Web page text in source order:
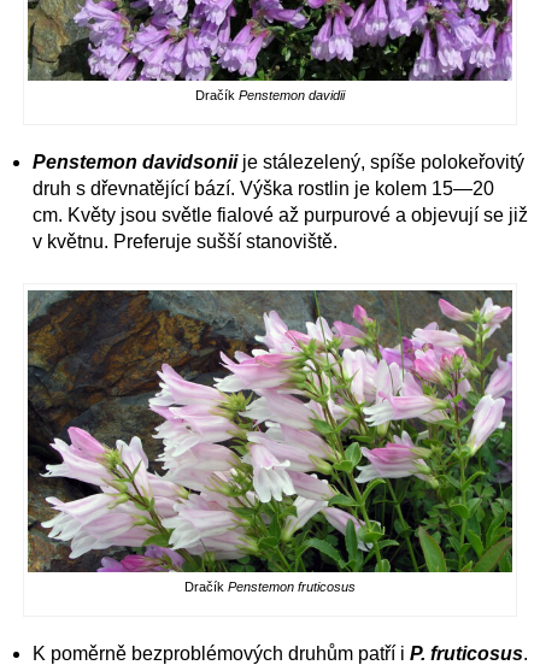
Dračík Penstemon davidii
Penstemon davidsoniije stálezelený, spíše polokeřovitý
druh s dřevnatějící bází. Výška rostlin je kolem 15—20
cm. Květy jsou světle fialové až purpurové a objevují se již
v květnu. Preferuje sušší stanoviště.
Dračík Penstemon fruticosus
K poměrně bezproblémových druhům patří i P. fruticosus.